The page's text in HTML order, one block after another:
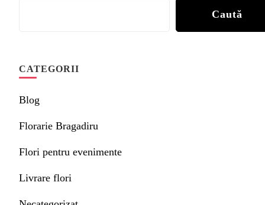
Caută
CATEGORII
Blog
Florarie Bragadiru
Flori pentru evenimente
Livrare flori